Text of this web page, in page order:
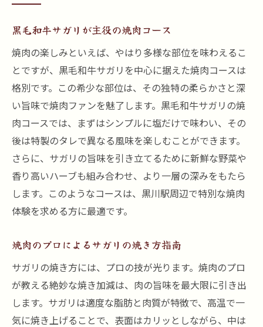
黒毛和牛サガリが主役の焼肉コース
焼肉の楽しみといえば、やはり多様な部位を味わえるこ
とですが、黒毛和牛サガリを中心に据えた焼肉コースは
格別です。この希少な部位は、その独特の柔らかさと深
い旨味で焼肉ファンを魅了します。黒毛和牛サガリの焼
肉コースでは、まずはシンプルに塩だけで味わい、その
後は特製のタレで異なる風味を楽しむことができます。
さらに、サガリの旨味を引き立てるために新鮮な野菜や
香り高いハーブも組み合わせ、より一層の深みをもたら
します。このようなコースは、黒川駅周辺で特別な焼肉
体験を求める方に最適です。
焼肉のプロによるサガリの焼き方指南
サガリの焼き方には、プロの技が光ります。焼肉のプロ
が教える絶妙な焼き加減は、肉の旨味を最大限に引き出
します。サガリは適度な脂肪と肉質が特徴で、高温で一
気に焼き上げることで、表面はカリッとしながら、中は